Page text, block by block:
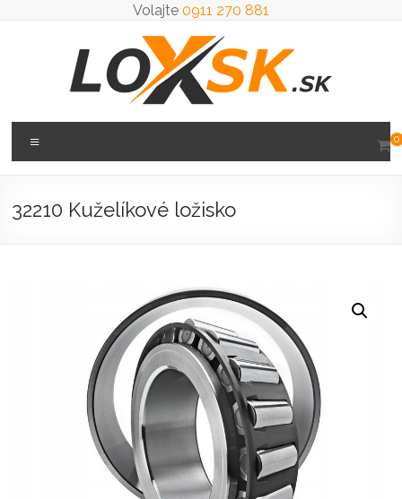
Volajte 0911 270 881
Loxsk
predaj
0
32210 Kuželíkové ložisko